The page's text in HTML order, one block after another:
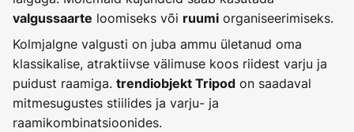
valgussaarte loomiseks või ruumi organiseerimiseks.
Kolmjalgne valgusti on juba ammu ületanud oma
klassikalise, atraktiivse välimuse koos riidest varju ja
puidust raamiga. trendiobjekt Tripod on saadaval
mitmesugustes stiilides ja varju- ja
raamikombinatsioonides.